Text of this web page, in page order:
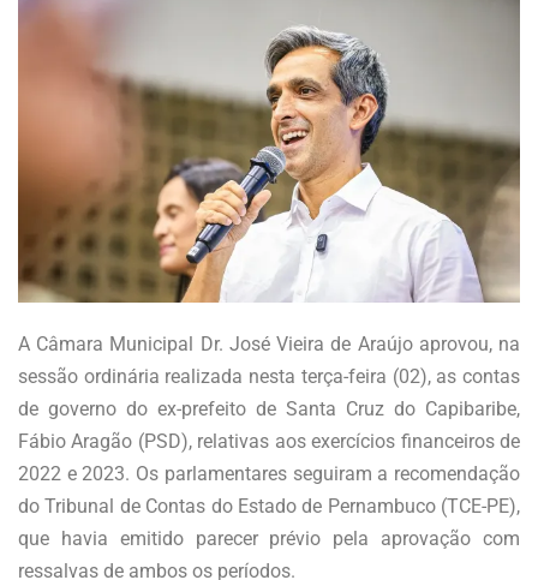
A Câmara Municipal Dr. José Vieira de Araújo aprovou, na
sessão ordinária realizada nesta terça-feira (02), as contas
de governo do ex-prefeito de Santa Cruz do Capibaribe,
Fábio Aragão (PSD), relativas aos exercícios financeiros de
2022 e 2023. Os parlamentares seguiram a recomendação
do Tribunal de Contas do Estado de Pernambuco (TCE-PE),
que havia emitido parecer prévio pela aprovação com
ressalvas de ambos os períodos.